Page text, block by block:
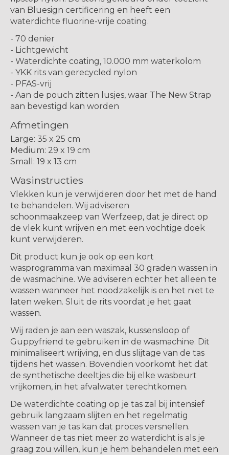
van Bluesign certificering en heeft een
waterdichte fluorine-vrije coating.
- 70 denier
- Lichtgewicht
- Waterdichte coating, 10.000 mm waterkolom
- YKK rits van gerecycled nylon
- PFAS-vrij
- Aan de pouch zitten lusjes, waar The New Strap
aan bevestigd kan worden
Afmetingen
Large: 35 x 25 cm
Medium: 29 x 19 cm
Small: 19 x 13 cm
Wasinstructies
Vlekken kun je verwijderen door het met de hand
te behandelen. Wij adviseren
schoonmaakzeep van Werfzeep, dat je direct op
de vlek kunt wrijven en met een vochtige doek
kunt verwijderen.
Dit product kun je ook op een kort
wasprogramma van maximaal 30 graden wassen in
de wasmachine. We adviseren echter het alleen te
wassen wanneer het noodzakelijk is en het niet te
laten weken. Sluit de rits voordat je het gaat
wassen.
Wij raden je aan een waszak, kussensloop of
Guppyfriend te gebruiken in de wasmachine. Dit
minimaliseert wrijving, en dus slijtage van de tas
tijdens het wassen. Bovendien voorkomt het dat
de synthetische deeltjes die bij elke wasbeurt
vrijkomen, in het afvalwater terechtkomen.
De waterdichte coating op je tas zal bij intensief
gebruik langzaam slijten en het regelmatig
wassen van je tas kan dat proces versnellen.
Wanneer de tas niet meer zo waterdicht is als je
graag zou willen, kun je hem behandelen met een